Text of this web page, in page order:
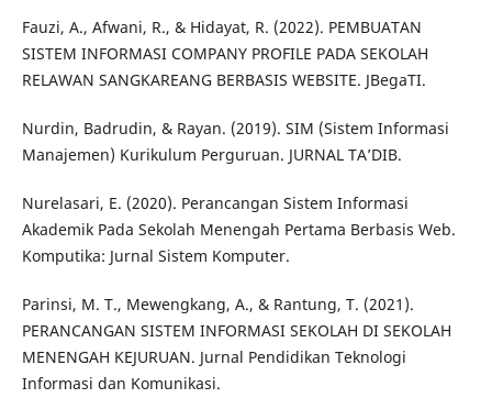
Fauzi, A., Afwani, R., & Hidayat, R. (2022). PEMBUATAN
SISTEM INFORMASI COMPANY PROFILE PADA SEKOLAH
RELAWAN SANGKAREANG BERBASIS WEBSITE. JBegaTI.
Nurdin, Badrudin, & Rayan. (2019). SIM (Sistem Informasi
Manajemen) Kurikulum Perguruan. JURNAL TA’DIB.
Nurelasari, E. (2020). Perancangan Sistem Informasi
Akademik Pada Sekolah Menengah Pertama Berbasis Web.
Komputika: Jurnal Sistem Komputer.
Parinsi, M. T., Mewengkang, A., & Rantung, T. (2021).
PERANCANGAN SISTEM INFORMASI SEKOLAH DI SEKOLAH
MENENGAH KEJURUAN. Jurnal Pendidikan Teknologi
Informasi dan Komunikasi.